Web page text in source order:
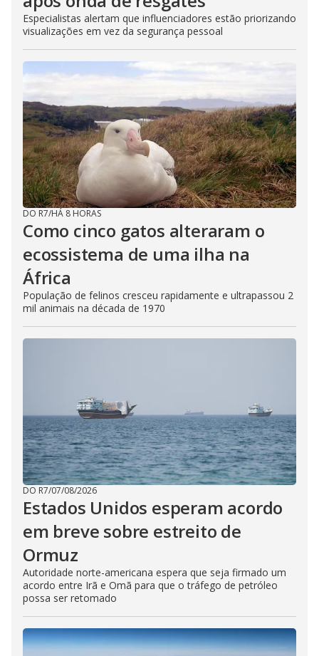
Especialistas alertam que influenciadores estão priorizando
visualizações em vez da segurança pessoal
DO R7/HÁ 8 HORAS
Como cinco gatos alteraram o
ecossistema de uma ilha na
África
População de felinos cresceu rapidamente e ultrapassou 2
mil animais na década de 1970
DO R7/07/08/2026
Estados Unidos esperam acordo
em breve sobre estreito de
Ormuz
Autoridade norte-americana espera que seja firmado um
acordo entre Irã e Omã para que o tráfego de petróleo
possa ser retomado